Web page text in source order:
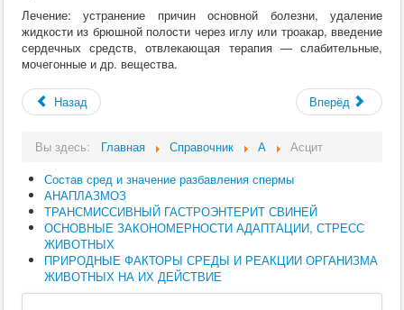
Лечение: устранение причин основной болезни, удаление
жидкости из брюшной полости через иглу или троакар, введение
сердечных средств, отвлекающая терапия — слабительные,
мочегонные и др. вещества.
Назад Вперёд
Вы здесь: Главная Справочник А
Асцит
Состав сред и значение разбавления спермы
АНАПЛАЗМОЗ
ТРАНСМИССИВНЫЙ ГАСТРОЭНТЕРИТ СВИНЕЙ
ОСНОВНЫЕ ЗАКОНОМЕРНОСТИ АДАПТАЦИИ, СТРЕСС
ЖИВОТНЫХ
ПРИРОДНЫЕ ФАКТОРЫ СРЕДЫ И РЕАКЦИИ ОРГАНИЗМА
ЖИВОТНЫХ НА ИХ ДЕЙСТВИЕ